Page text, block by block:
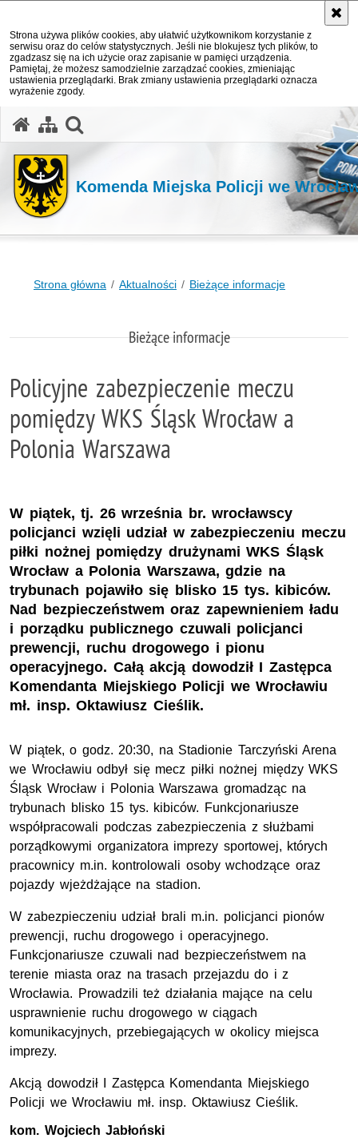
Strona używa plików cookies, aby ułatwić użytkownikom korzystanie z
serwisu oraz do celów statystycznych. Jeśli nie blokujesz tych plików, to
zgadzasz się na ich użycie oraz zapisanie w pamięci urządzenia.
Pamiętaj, że możesz samodzielnie zarządzać cookies, zmieniając
ustawienia przeglądarki. Brak zmiany ustawienia przeglądarki oznacza
wyrażenie zgody.
Komenda Miejska Policji we
Strona główna Aktualności Bieżące informacje
Bieżące informacje
Policyjne zabezpieczenie meczu
pomiędzy WKS Śląsk Wrocław a
Polonia Warszawa
W piątek, tj. 26 września br. wrocławscy
policjanci wzięli udział w zabezpieczeniu meczu
piłki nożnej pomiędzy drużynami WKS Śląsk
Wrocław a Polonia Warszawa, gdzie na
trybunach pojawiło się blisko 15 tys. kibiców.
Nad bezpieczeństwem oraz zapewnieniem ładu
i porządku publicznego czuwali policjanci
prewencji, ruchu drogowego i pionu
operacyjnego. Całą akcją dowodził I Zastępca
Komendanta Miejskiego Policji we Wrocławiu
mł. insp. Oktawiusz Cieślik.
W piątek, o godz. 20:30, na Stadionie Tarczyński Arena
we Wrocławiu odbył się mecz piłki nożnej między WKS
Śląsk Wrocław i Polonia Warszawa gromadząc na
trybunach blisko 15 tys. kibiców. Funkcjonariusze
współpracowali podczas zabezpieczenia z służbami
porządkowymi organizatora imprezy sportowej, których
pracownicy m.in. kontrolowali osoby wchodzące oraz
pojazdy wjeżdżające na stadion.
W zabezpieczeniu udział brali m.in. policjanci pionów
prewencji, ruchu drogowego i operacyjnego.
Funkcjonariusze czuwali nad bezpieczeństwem na
terenie miasta oraz na trasach przejazdu do i z
Wrocławia. Prowadzili też działania mające na celu
usprawnienie ruchu drogowego w ciągach
komunikacyjnych, przebiegających w okolicy miejsca
imprezy.
Akcją dowodził I Zastępca Komendanta Miejskiego
Policji we Wrocławiu mł. insp. Oktawiusz Cieślik.
kom. Wojciech Jabłoński